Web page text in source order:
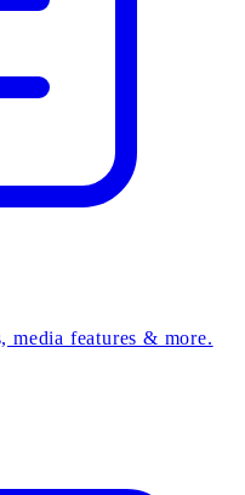
media features & more.